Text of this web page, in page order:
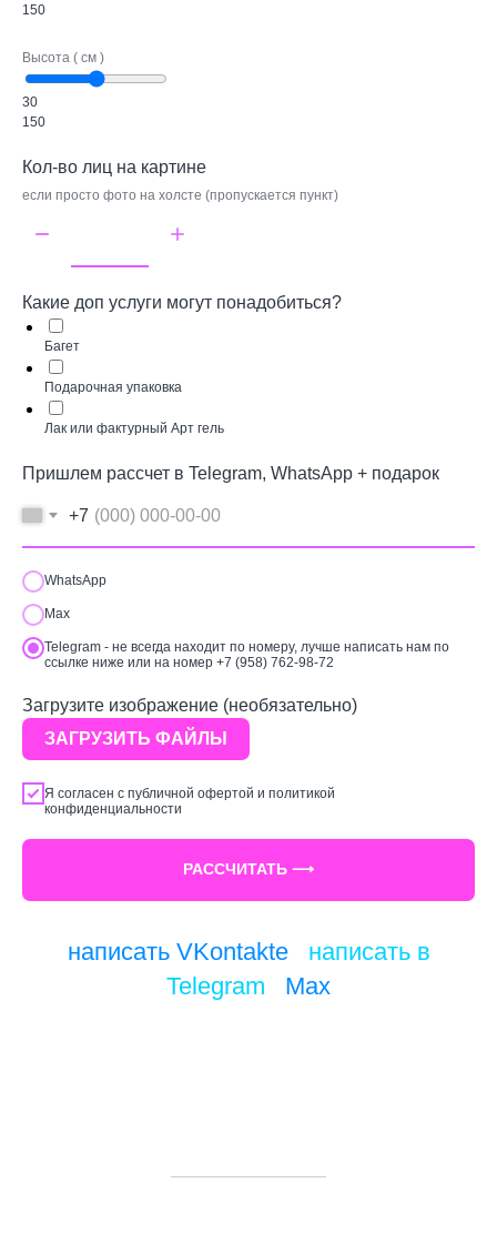
150
Высота ( см )
30
150
Кол-во лиц на картине
если просто фото на холсте (пропускается пункт)
Какие доп услуги могут понадобиться?
Багет
Подарочная упаковка
Лак или фактурный Арт гель
Пришлем рассчет в Telegram, WhatsApp + подарок
+7
WhatsApp
Max
Telegram - не всегда находит по номеру, лучше написать нам по
ссылке ниже или на номер +7 (958) 762-98-72
Загрузите изображение (необязательно)
ЗАГРУЗИТЬ ФАЙЛЫ
Я согласен с публичной офертой и политикой
конфиденциальности
РАССЧИТАТЬ ⟶
написать VKontakte/ написать в
Telegram
Max